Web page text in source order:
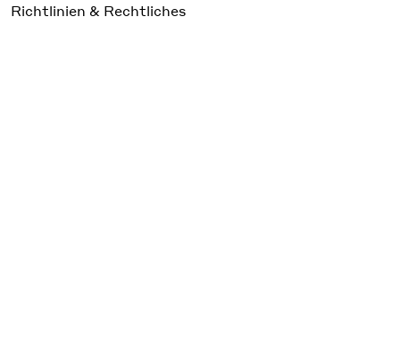
Richtlinien & Rechtliches